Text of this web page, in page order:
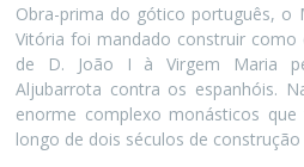
Obra-prima do gótico português, o
Vitória foi mandado construir como
de D. João I à Virgem Maria
Aljubarrota contra os espanhóis.
enorme complexo monásticos
longo de dois séculos de